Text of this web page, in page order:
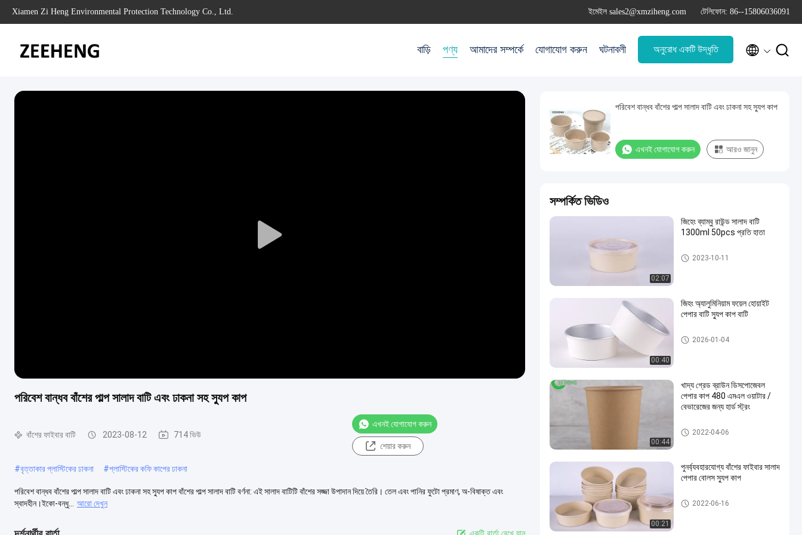
Xiamen Zi Heng Environmental Protection Technology Co., Ltd. ইমেইল sales2@xmziheng.com টেলিফোন: 86--15806036091
বাড়ি পণ্য আমাদের সম্পর্কে যোগাযোগ করুন ঘটনাবলী অনুরোধ একটি উদ্ধৃতি  
Play
পরিবেশ বান্ধব বাঁশের পাল্প সালাদ বাটি এবং ঢাকনা সহ স্যুপ কাপ
বাঁশের ফাইবার বাটি 2023-08-12 714 ভিউ
এখনই যোগাযোগ করুন
শেয়ার করুন
#বৃত্তাকার প্লাস্টিকের ঢাকনা #প্লাস্টিকের কফি কাপের ঢাকনা
পরিবেশ বান্ধব বাঁশের পাল্প সালাদ বাটি এবং ঢাকনা সহ স্যুপ কাপ বাঁশের পাল্প সালাদ বাটি বর্ণনা: এই সালাদ বাটিটি বাঁশের সজ্জা উপাদান দিয়ে তৈরি। তেল এবং পানির ফুটো প্রমাণ, অ-বিষাক্ত এবং
স্বাদহীন।ইকো-বন্ধু...
আরো দেখুন
একটি বার্তা রেখে যান
পরিবেশ বান্ধব বাঁশের পাল্প সালাদ বাটি এবং ঢাকনা সহ স্যুপ কাপ
এখনই যোগাযোগ করুন আরও জানুন
সম্পর্কিত ভিডিও
02:07
জিহেং ব্যাম্বু রাউন্ড সালাদ বাটি
1300ml 50pcs প্রতি হাতা
বাঁশের ফাইবার বাটি
2023-10-11
00:40
জিহং অ্যালুমিনিয়াম ফয়েল হোয়াইট
পেপার বাটি স্যুপ কাপ বাটি
অ্যালুমিনিয়াম ফয়েল কাগজ বাটি
2026-01-04
00:44
খাদ্য গ্রেড ব্রাউন ডিসপোজেবল
পেপার কাপ 480 এমএল ওয়াটার /
বেভারেজের জন্য হার্ড স্ট্রং
ক্রাফট স্যুপ কাপ
2022-04-06
00:21
পুনর্ব্যবহারযোগ্য বাঁশের ফাইবার সালাদ
পেপার বোলস স্যুপ কাপ
বাঁশের ফাইবার বাটি
2022-06-16